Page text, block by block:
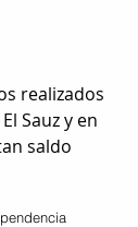
realizados
Sauz y en
saldo